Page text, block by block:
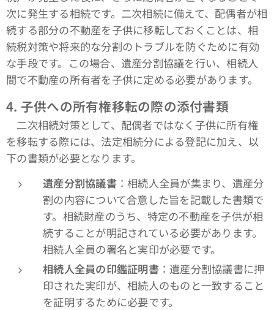
次に発生する相続です。二次相続に備えて、配偶者が相
続する部分の不動産を子供に移転しておくことは、相
続税対策や将来的な分割のトラブルを防ぐために有効
な手段です。この場合、遺産分割協議を行い、相続人
間で不動産の所有者を子供に定める必要があります。
4. 子供への所有権移転の際の添付書類
二次相続対策として、配偶者ではなく子供に所有権
を移転する際には、法定相続分による登記に加え、以
下の書類が必要となります。
遺産分割協議書：相続人全員が集まり、遺産分
割の内容について合意した旨を記載した書類で
す。相続財産のうち、特定の不動産を子供が相
続することが明記されている必要があります。
相続人全員の署名と実印が必要です。
相続人全員の印鑑証明書：遺産分割協議書に押
印された実印が、相続人のものと一致すること
を証明するために必要です。